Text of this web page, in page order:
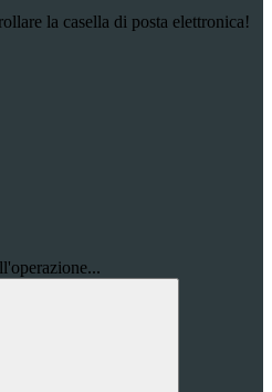
la casella di posta elettronica!